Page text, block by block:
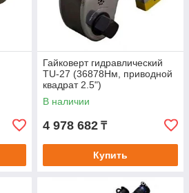
Гайковерт гидравлический
TU-27 (36878Нм, приводной
квадрат 2.5")
В наличии
4 978 682 ₸
Купить